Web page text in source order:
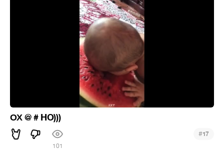
ОХ @ # HO)))
101
#17